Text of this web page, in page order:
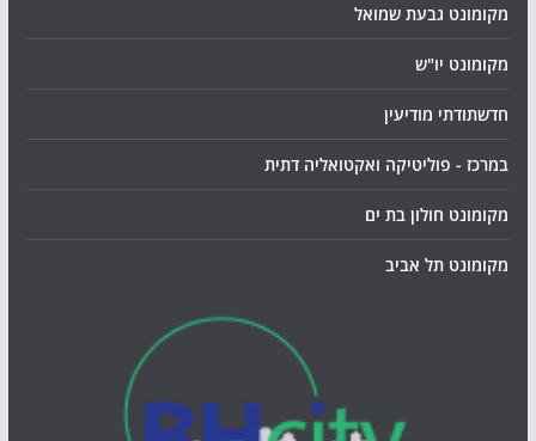
מקומונט גבעת שמואל
מקומונט יו"ש
חדשתודתי מודיעין
במרכז - פוליטיקה ואקטואליה דתית
מקומונט חולון בת ים
מקומונט תל אביב